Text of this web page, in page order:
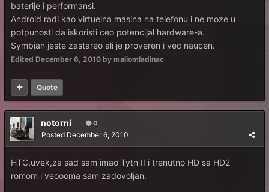
baterije i performansi.
Android radi kao virtuelna masina na telefonu i ne moze u
potpunosti da iskoristi ceo potencijal hardware-a.
Symbian jeste zastareo ali je proveren i vec naucen.
Edited December 6, 2010 by maliomladinac
Quote
notorni 0
Posted December 6, 2010
HTC,uvek,za sad sam imao Tytn II i trenutno HD sa HD2
romom i veoooma sam zadovoljan.